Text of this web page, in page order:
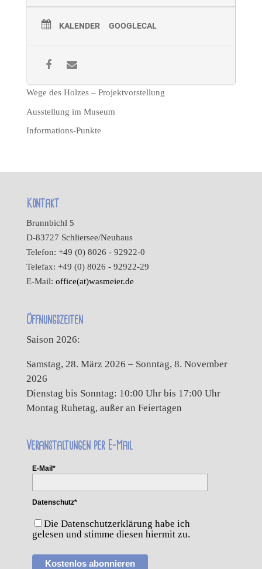
KALENDER GOOGLECAL
Wege des Holzes – Projektvorstellung
Ausstellung im Museum
Informations-Punkte
Kontakt
Brunnbichl 5
D-83727 Schliersee/Neuhaus
Telefon: +49 (0) 8026 - 92922-0
Telefax: +49 (0) 8026 - 92922-29
E-Mail: office(at)wasmeier.de
Öffnungszeiten
Saison 2026:
Samstag, 28. März 2026 – Sonntag, 8. November
2026
Dienstag bis Sonntag: 10:00 Uhr bis 17:00 Uhr
Montag Ruhetag, außer an Feiertagen
Veranstaltungen per E-Mail
E-Mail*
Datenschutz*
Die Datenschutzerklärung habe ich
gelesen und stimme diesen hiermit zu.
Kostenlos abonnieren